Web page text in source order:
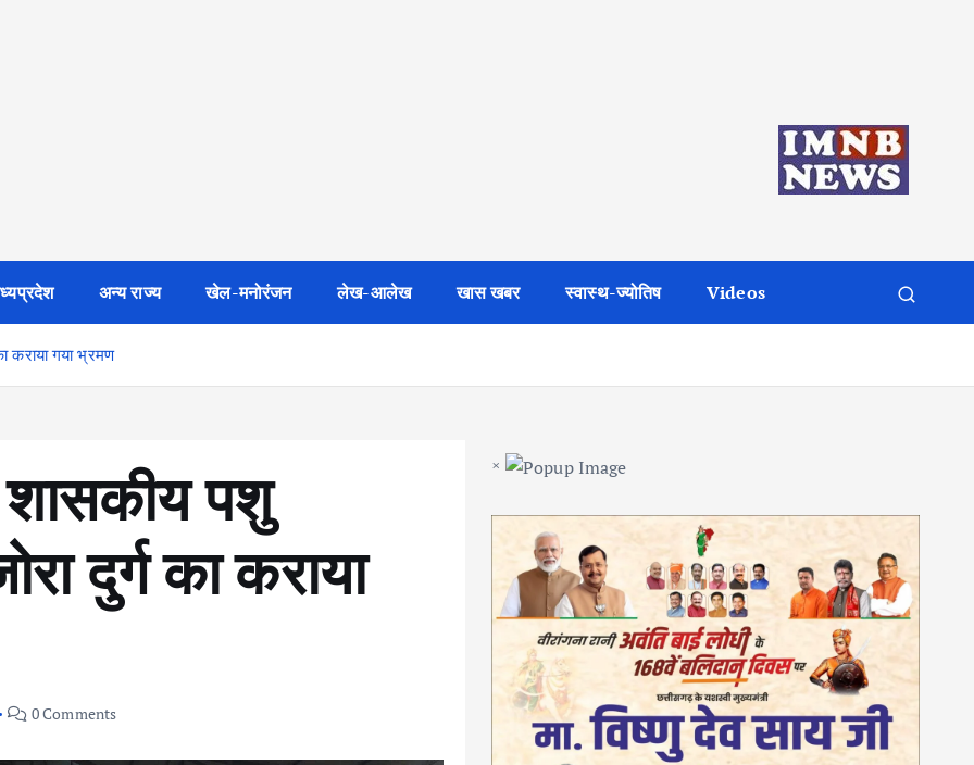
अन्य राज्य खेल-मनोरंजन लेख-आलेख खास खबर स्वास्थ-ज्योतिष Videos
कराया गया भ्रमण
शासकीय पशु
दुर्ग का कराया
0 Comments
×